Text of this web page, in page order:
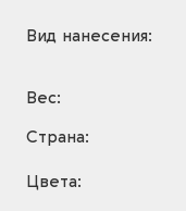
Вид нанесения:
Вес:
Страна:
Цвета: